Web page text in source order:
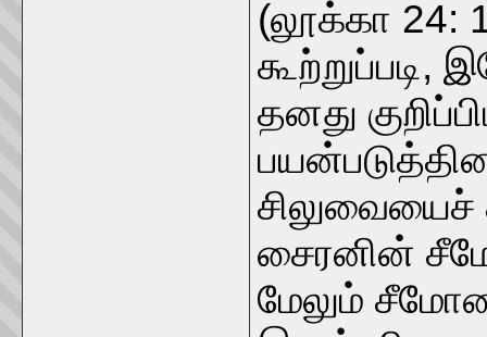
(லூக்கா 24:
கூற்றுப்படி,
தனது
சிலுவையைச்
சைரனின்
மேலும்